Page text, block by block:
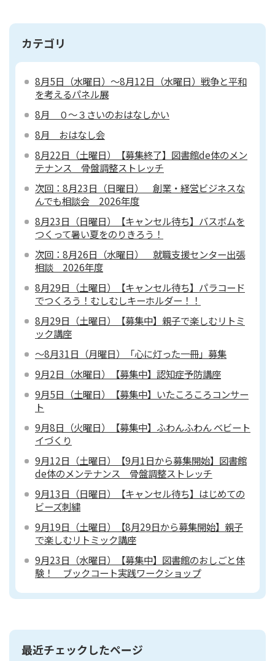
カテゴリ
8月5日（水曜日）～8月12日（水曜日）戦争と平和
を考えるパネル展
8月 ０～３さいのおはなしかい
8月 おはなし会
8月22日（土曜日）【募集終了】図書館de体のメン
テナンス 骨盤調整ストレッチ
次回：8月23日（日曜日） 創業・経営ビジネスな
んでも相談会 2026年度
8月23日（日曜日）【キャンセル待ち】バスボムを
つくって暑い夏をのりきろう！
次回：8月26日（水曜日） 就職支援センター出張
相談 2026年度
8月29日（土曜日）【キャンセル待ち】パラコード
でつくろう！むしむしキーホルダー！！
8月29日（土曜日）【募集中】親子で楽しむリトミ
ック講座
～8月31日（月曜日）「心に灯った一冊」募集
9月2日（水曜日）【募集中】認知症予防講座
9月5日（土曜日）【募集中】いたころころコンサー
ト
9月8日（火曜日）【募集中】ふわんふわん ベビート
イづくり
9月12日（土曜日）【9月1日から募集開始】図書館
de体のメンテナンス 骨盤調整ストレッチ
9月13日（日曜日）【キャンセル待ち】はじめての
ビーズ刺繍
9月19日（土曜日）【8月29日から募集開始】親子
で楽しむリトミック講座
9月23日（水曜日）【募集中】図書館のおしごと体
験！ ブックコート実践ワークショップ
最近チェックしたページ